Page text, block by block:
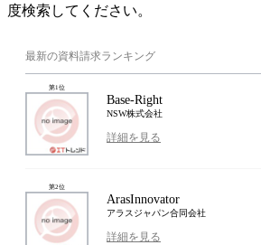
度検索してください。
最新の資料請求ランキング
第1位
Base-Right
NSW株式会社
詳細を見る
第2位
ArasInnovator
アラスジャパン合同会社
詳細を見る